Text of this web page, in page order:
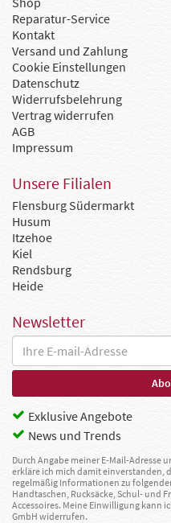
Reparatur-Service
Kontakt
Versand und Zahlung
Cookie Einstellungen
Datenschutz
Widerrufsbelehrung
Vertrag widerrufen
AGB
Impressum
Unsere Filialen
Flensburg Südermarkt
Husum
Itzehoe
Kiel
Rendsburg
Heide
Newsletter
Exklusive Angebote
News und Trends
Durch Angabe meiner E-Mail-Adresse
erkläre ich mich damit einverstanden,
regelmäßig Informationen zu
Handtaschen, Rucksäcke, Schul- und
Accessoires. Meine Einwilligung kann
GmbH widerrufen.